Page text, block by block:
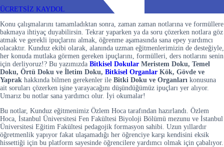
ÜCRETSİZ KAYDOL
Konu çalışmalarını tamamladıktan sonra, zaman zaman notlarına ve formüllere
bakmaya ihtiyaç duyabilirsin. Tekrar yaparken ya da soru çözerken notlara göz
atmak ve gerekli ipuçlarını almak, öğrenme aşamasında sana epey yardımcı
olacaktır. Kunduz ekibi olarak, alanında uzman eğitmenlerimizin de desteğiyle,
her konuda mutlaka görmen gereken ipuçlarını, formülleri, ders notlarını senin
için derliyoruz!? Bu yazımızda Bitkisel Dokular Meristem Doku, Temel
Doku, Örtü Doku ve İletim Doku, Bitkisel Organlar Kök, Gövde ve
Yaprak hakkında bilmen gerekenler ile Bitki Doku ve Organları konusuna
ait soruları çözerken işine yarayacağını düşündüğümüz ipuçları yer alıyor.
Umarız bu notlar sana yardımcı olur. İyi okumalar!
Bu notlar, Kunduz eğitmenimiz Özlem Hoca tarafından hazırlandı. Özlem
Hoca, İstanbul Üniversitesi Fen Fakültesi Biyoloji Bölümü mezunu ve İstanbul
Üniversitesi Eğitim Fakültesi pedagojik formasyon sahibi. Uzun yıllardır
öğretmenlik yapıyor fakat ulaşamadığı her öğrenciye karşı kendisini eksik
hissettiği için bu platform sayesinde öğrencilere yardımcı olmak için çabalıyor.